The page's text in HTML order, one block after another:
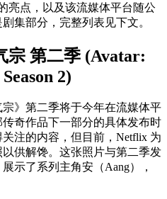
亮点，以及该流媒体平台随公
集部分，完整列表见下文。
宗 第二季 (Avatar:
2)
》第二季将于今年在流媒体平
奇作品下一部分的具体发布时
注的内容，但目前，Netflix 为
供解馋。这张照片与第二季发
示了系列主角安（Aang），